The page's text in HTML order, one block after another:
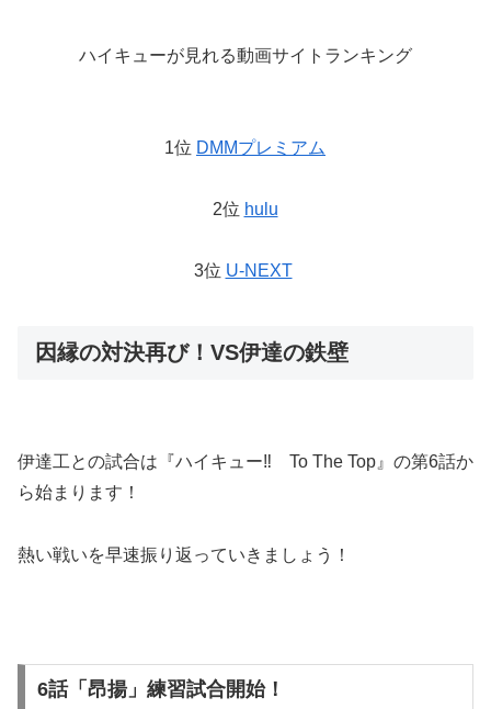
ハイキューが見れる動画サイトランキング
1位 DMMプレミアム
2位 hulu
3位 U-NEXT
因縁の対決再び！VS伊達の鉄壁
伊達工との試合は『ハイキュー‼ To The Top』の第6話か
ら始まります！
熱い戦いを早速振り返っていきましょう！
6話「昂揚」練習試合開始！